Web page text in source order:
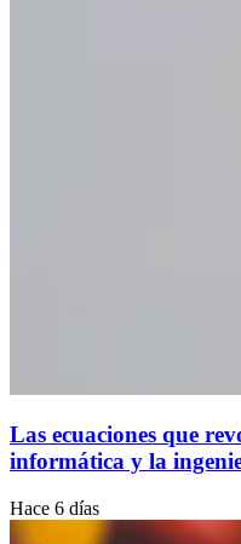
Las ecuaciones que
informática y la
Hace 6 días